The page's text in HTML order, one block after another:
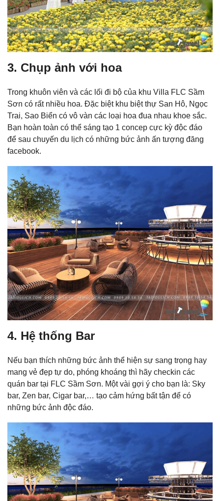
3. Chụp ảnh với hoa
Trong khuôn viên và các lối đi bộ của khu Villa FLC Sầm
Sơn có rất nhiều hoa. Đặc biệt khu biệt thự San Hô, Ngọc
Trai, Sao Biển có vô vàn các loại hoa đua nhau khoe sắc.
Bạn hoàn toàn có thể sáng tạo 1 concep cực kỳ độc đáo
để sau chuyến du lịch có những bức ảnh ấn tượng đăng
facebook.
4. Hệ thống Bar
Nếu bạn thích những bức ảnh thể hiện sự sang trọng hay
mang vẻ đẹp tự do, phóng khoáng thì hãy checkin các
quán bar tại FLC Sầm Sơn. Một vài gợi ý cho bạn là: Sky
bar, Zen bar, Cigar bar,… tạo cảm hứng bất tận để có
những bức ảnh độc đáo.